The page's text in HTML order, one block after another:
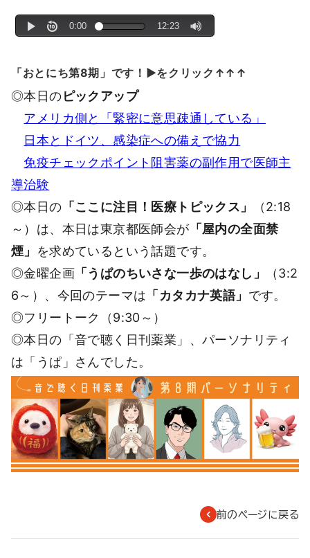
「おとにち第8期」です！▶をクリック↑↑↑
◎本日のピックアップ
アメリカ側と「緊密に意思疎通している」
日本とドイツ、感染症への備えで協力
免疫チェックポイント阻害薬の副作用で医師主
導治験
◎本日の 「ここに注目！医療トピックス」
（2:18
～）は、本日は東京都医師会が 「屋内の全面禁
煙」
を求めているという話題です。
◎金曜企画 「うぱのちいさな一歩のはなし」
（3:2
6～）、今回のテーマは 「カタカナ英語」 です。
◎フリートーク（9:30～）
◎本日の「音で聴く日刊薬業」、パーソナリティ
は「うぱ」さんでした。
前のページに戻る